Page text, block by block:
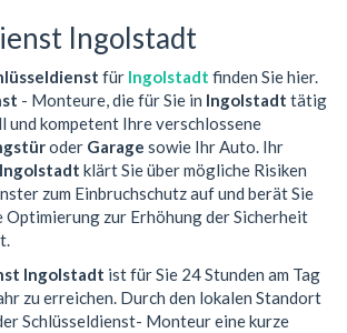
Ingolstadt
für Ingolstadt finden Sie hier.
- Monteure, die für Sie in Ingolstadt tätig
und kompetent Ihre verschlossene
oder Garage sowie Ihr Auto. Ihr
Ingolstadt klärt Sie über mögliche Risiken
zum Einbruchschutz auf und berät Sie
Optimierung zur Erhöhung der Sicherheit
Ingolstadt ist für Sie 24 Stunden am Tag
zu erreichen. Durch den lokalen Standort
Schlüsseldienst- Monteur eine kurze